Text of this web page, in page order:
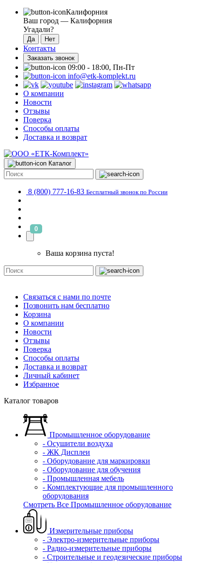
Калифорния
Ваш город — Калифорния
Угадали?
Контакты
Заказать звонок
09:00 - 18:00, Пн-Пт
info@etk-komplekt.ru
О компании
Новости
Отзывы
Поверка
Способы оплаты
Доставка и возврат
Каталог
8 (800) 777-16-83 Бесплатный звонок по России
0
Ваша корзина пуста!
Связаться с нами по почте
Позвонить нам бесплатно
Корзина
О компании
Новости
Отзывы
Поверка
Способы оплаты
Доставка и возврат
Личный кабинет
Избранное
Каталог товаров
Промышленное оборудование
- Осушители воздуха
- ЖК Дисплеи
- Оборудование для маркировки
- Оборудование для обучения
- Промышленная мебель
- Комплектующие для промышленного
оборудования
Смотреть Все Промышленное оборудование
Измерительные приборы
- Электро-измерительные приборы
- Радио-измерительные приборы
- Строительные и геодезические приборы